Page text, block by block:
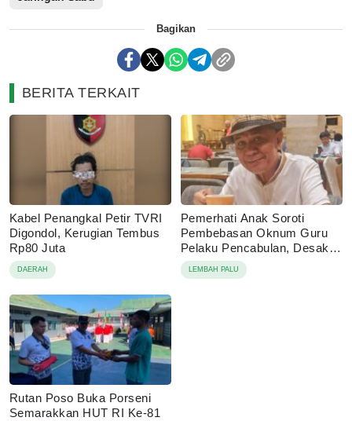
Bagikan
BERITA TERKAIT
Kabel Penangkal Petir TVRI
Digondol, Kerugian Tembus
Rp80 Juta
DAERAH
Pemerhati Anak Soroti
Pembebasan Oknum Guru
Pelaku Pencabulan, Desak
Proses Hukum Dilanjutkan
LEMBAH PALU
Rutan Poso Buka Porseni
Semarakkan HUT RI Ke-81